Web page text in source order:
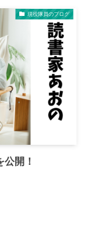
現役隊員のブログ
開！